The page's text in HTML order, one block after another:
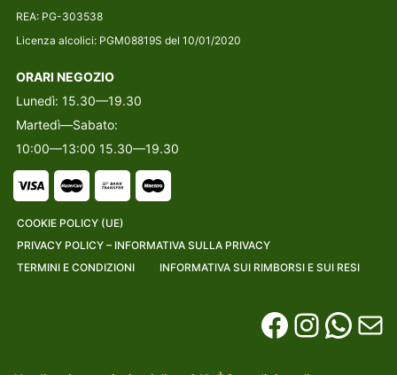
REA: PG-303538
Licenza alcolici: PGM08819S del 10/01/2020
ORARI NEGOZIO
Lunedì: 15.30—19.30
Martedì—Sabato:
10:00—13:00 15.30—19.30
COOKIE POLICY (UE)
PRIVACY POLICY – INFORMATIVA SULLA PRIVACY
TERMINI E CONDIZIONI
INFORMATIVA SUI RIMBORSI E SUI RESI